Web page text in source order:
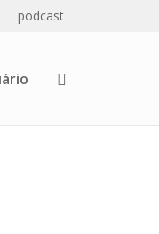
podcast